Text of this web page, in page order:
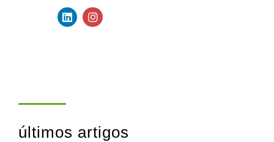
últimos artigos